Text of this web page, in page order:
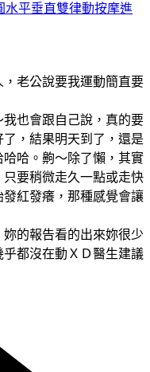
⽔平垂直雙律動按摩進
老公說要我運動簡直要
也會跟自己說，真的要
，結果明天到了，還是
哈。齁～除了懶，其實
要稍微走久一點或走快
紅發癢，那種感覺會讓
的報告看的出來妳很少
都沒在動ＸＤ醫生建議